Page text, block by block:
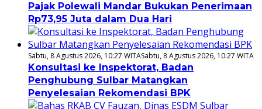
Pajak Polewali Mandar Bukukan Penerimaan
Rp73,95 Juta dalam Dua Hari
Sabtu, 8 Agustus 2026, 10:27 WITASabtu, 8 Agustus 2026, 10:27 WITA
Konsultasi ke Inspektorat, Badan
Penghubung Sulbar Matangkan
Penyelesaian Rekomendasi BPK